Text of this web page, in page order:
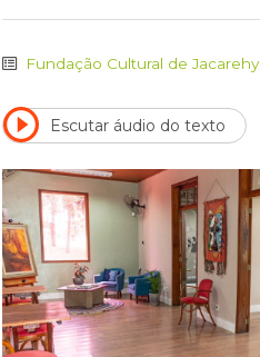
Fundação Cultural de Jacarehy
Escutar áudio do texto